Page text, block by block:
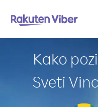
Kako
Sveti